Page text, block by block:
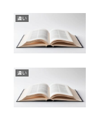
違い
違い